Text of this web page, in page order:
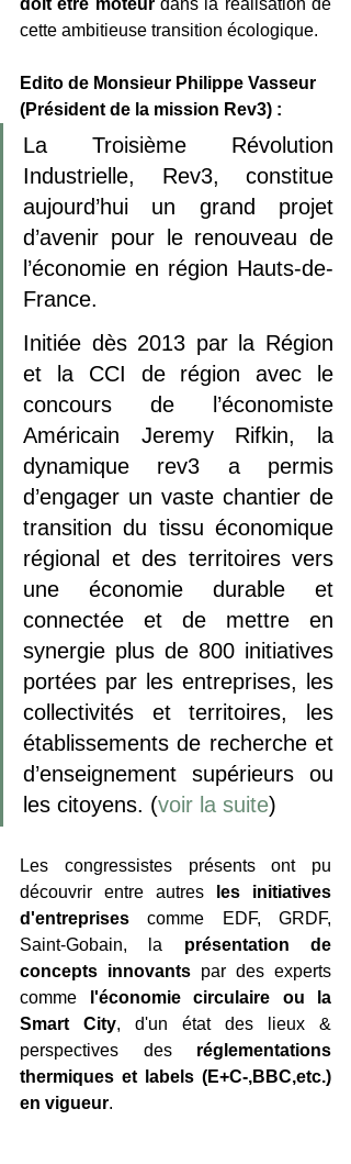
cette ambitieuse transition écologique.
Edito de Monsieur Philippe Vasseur
(Président de la mission Rev3) :
La Troisième Révolution
Industrielle, Rev3, constitue
aujourd’hui un grand projet
d’avenir pour le renouveau de
l’économie en région Hauts-de-
France.
Initiée dès 2013 par la Région
et la CCI de région avec le
concours de l’économiste
Américain Jeremy Rifkin, la
dynamique rev3 a permis
d’engager un vaste chantier de
transition du tissu économique
régional et des territoires vers
une économie durable et
connectée et de mettre en
synergie plus de 800 initiatives
portées par les entreprises, les
collectivités et territoires, les
établissements de recherche et
d’enseignement supérieurs ou
les citoyens. (voir la suite)
Les congressistes présents ont pu
découvrir entre autres
les initiatives
d'entreprises comme EDF, GRDF,
Saint-Gobain, la présentation de
concepts innovants par des experts
comme
l'économie circulaire ou la
Smart City, d'un état des lieux &
perspectives
des réglementations
thermiques et labels (E+C-,BBC,etc.)
en vigueur.